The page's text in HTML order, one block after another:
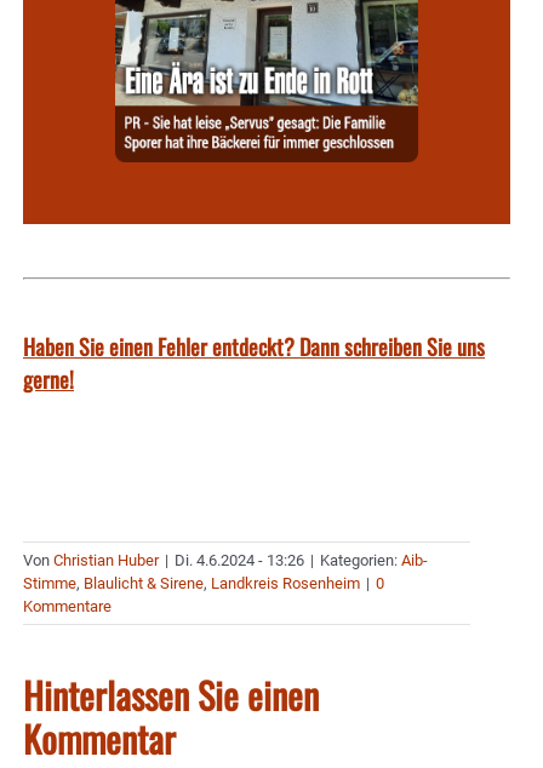
Haben Sie einen Fehler entdeckt? Dann schreiben Sie uns
gerne!
Von Christian Huber | Di. 4.6.2024 - 13:26 | Kategorien: Aib-
Stimme, Blaulicht & Sirene, Landkreis Rosenheim | 0
Kommentare
Hinterlassen Sie einen
Kommentar